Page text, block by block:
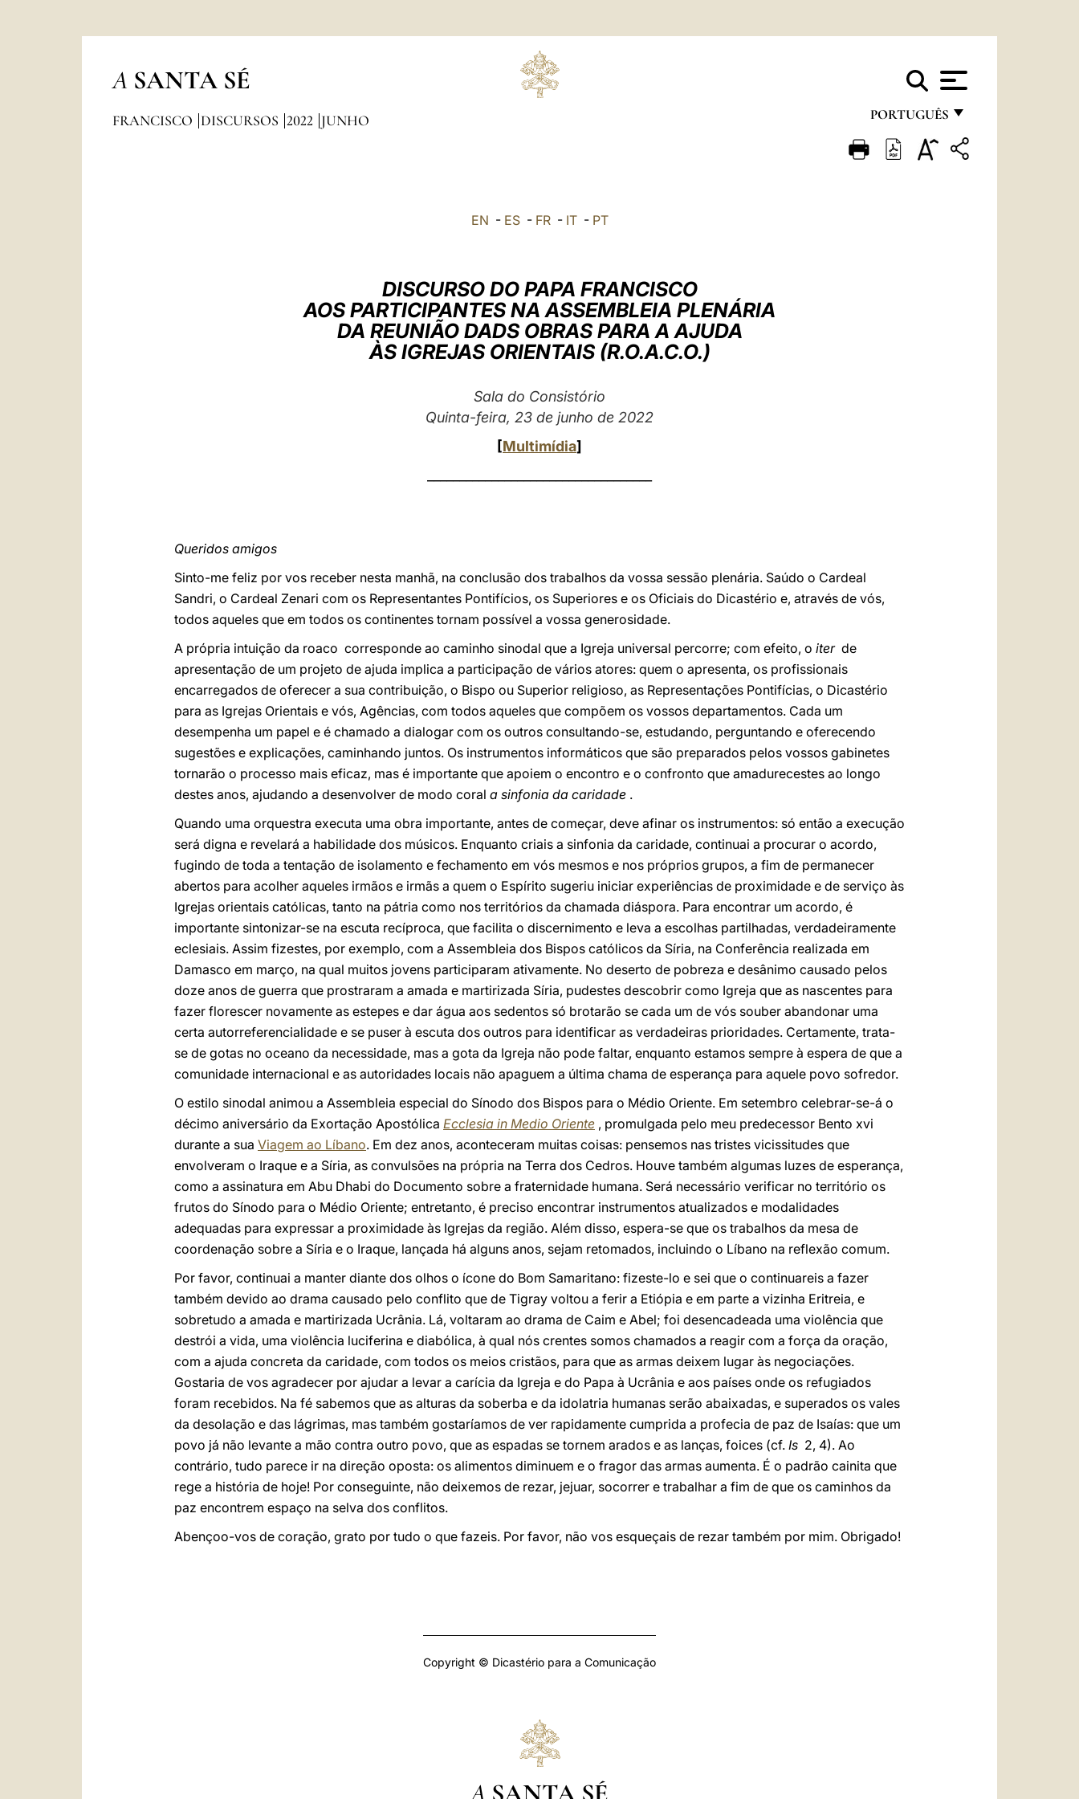
A SANTA SÉ
PORTUGUÊS
FRANÇAIS
FRANCISCO DISCURSOS 2022 JUNHO
EN - ES- FR- IT- PT
DISCURSO DO PAPA FRANCISCO
AOS PARTICIPANTES NA ASSEMBLEIA PLENÁRIA
DA REUNIÃO DADS OBRAS PARA A AJUDA
ÀS IGREJAS ORIENTAIS (R.O.A.C.O.)
Sala do Consistório
Quinta-feira, 23 de junho de 2022
[Multimídia]
Queridos amigos
Sinto-me feliz por vos receber nesta manhã, na conclusão dos trabalhos da vossa sessão plenária. Saúdo o Cardeal
Sandri, o Cardeal Zenari com os Representantes Pontifícios, os Superiores e os Oficiais do Dicastério e, através de vós,
todos aqueles que em todos os continentes tornam possível a vossa generosidade.
A própria intuição da roaco corresponde ao caminho sinodal que a Igreja universal percorre; com efeito, o iter de
apresentação de um projeto de ajuda implica a participação de vários atores: quem o apresenta, os profissionais
encarregados de oferecer a sua contribuição, o Bispo ou Superior religioso, as Representações Pontifícias, o Dicastério
para as Igrejas Orientais e vós, Agências, com todos aqueles que compõem os vossos departamentos. Cada um
desempenha um papel e é chamado a dialogar com os outros consultando-se, estudando, perguntando e oferecendo
sugestões e explicações, caminhando juntos. Os instrumentos informáticos que são preparados pelos vossos gabinetes
tornarão o processo mais eficaz, mas é importante que apoiem o encontro e o confronto que amadurecestes ao longo
destes anos, ajudando a desenvolver de modo coral a sinfonia da caridade .
Quando uma orquestra executa uma obra importante, antes de começar, deve afinar os instrumentos: só então a execução
será digna e revelará a habilidade dos músicos. Enquanto criais a sinfonia da caridade, continuai a procurar o acordo,
fugindo de toda a tentação de isolamento e fechamento em vós mesmos e nos próprios grupos, a fim de permanecer
abertos para acolher aqueles irmãos e irmãs a quem o Espírito sugeriu iniciar experiências de proximidade e de serviço às
Igrejas orientais católicas, tanto na pátria como nos territórios da chamada diáspora. Para encontrar um acordo, é
importante sintonizar-se na escuta recíproca, que facilita o discernimento e leva a escolhas partilhadas, verdadeiramente
eclesiais. Assim fizestes, por exemplo, com a Assembleia dos Bispos católicos da Síria, na Conferência realizada em
Damasco em março, na qual muitos jovens participaram ativamente. No deserto de pobreza e desânimo causado pelos
doze anos de guerra que prostraram a amada e martirizada Síria, pudestes descobrir como Igreja que as nascentes para
fazer florescer novamente as estepes e dar água aos sedentos só brotarão se cada um de vós souber abandonar uma
certa autorreferencialidade e se puser à escuta dos outros para identificar as verdadeiras prioridades. Certamente, trata-
se de gotas no oceano da necessidade, mas a gota da Igreja não pode faltar, enquanto estamos sempre à espera de que a
comunidade internacional e as autoridades locais não apaguem a última chama de esperança para aquele povo sofredor.
O estilo sinodal animou a Assembleia especial do Sínodo dos Bispos para o Médio Oriente. Em setembro celebrar-se-á o
décimo aniversário da Exortação Apostólica Ecclesia in Medio Oriente , promulgada pelo meu predecessor Bento xvi
durante a sua Viagem ao Líbano. Em dez anos, aconteceram muitas coisas: pensemos nas tristes vicissitudes que
envolveram o Iraque e a Síria, as convulsões na própria na Terra dos Cedros. Houve também algumas luzes de esperança,
como a assinatura em Abu Dhabi do Documento sobre a fraternidade humana. Será necessário verificar no território os
frutos do Sínodo para o Médio Oriente; entretanto, é preciso encontrar instrumentos atualizados e modalidades
adequadas para expressar a proximidade às Igrejas da região. Além disso, espera-se que os trabalhos da mesa de
coordenação sobre a Síria e o Iraque, lançada há alguns anos, sejam retomados, incluindo o Líbano na reflexão comum.
Por favor, continuai a manter diante dos olhos o ícone do Bom Samaritano: fizeste-lo e sei que o continuareis a fazer
também devido ao drama causado pelo conflito que de Tigray voltou a ferir a Etiópia e em parte a vizinha Eritreia, e
sobretudo a amada e martirizada Ucrânia. Lá, voltaram ao drama de Caim e Abel; foi desencadeada uma violência que
destrói a vida, uma violência luciferina e diabólica, à qual nós crentes somos chamados a reagir com a força da oração,
com a ajuda concreta da caridade, com todos os meios cristãos, para que as armas deixem lugar às negociações.
Gostaria de vos agradecer por ajudar a levar a carícia da Igreja e do Papa à Ucrânia e aos países onde os refugiados
foram recebidos. Na fé sabemos que as alturas da soberba e da idolatria humanas serão abaixadas, e superados os vales
da desolação e das lágrimas, mas também gostaríamos de ver rapidamente cumprida a profecia de paz de Isaías: que um
povo já não levante a mão contra outro povo, que as espadas se tornem arados e as lanças, foices (cf. Is 2, 4). Ao
contrário, tudo parece ir na direção oposta: os alimentos diminuem e o fragor das armas aumenta. É o padrão cainita que
rege a história de hoje! Por conseguinte, não deixemos de rezar, jejuar, socorrer e trabalhar a fim de que os caminhos da
paz encontrem espaço na selva dos conflitos.
Abençoo-vos de coração, grato por tudo o que fazeis. Por favor, não vos esqueçais de rezar também por mim. Obrigado!
Copyright © Dicastério para a Comunicação
A SANTA SÉ